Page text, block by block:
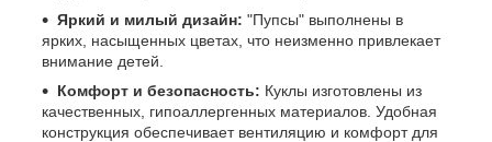
Яркий и милый дизайн: "Пупсы" выполнены в
ярких, насыщенных цветах, что неизменно привлекает
внимание детей.
Комфорт и безопасность: Куклы изготовлены из
качественных, гипоаллергенных материалов. Удобная
конструкция обеспечивает вентиляцию и комфорт для